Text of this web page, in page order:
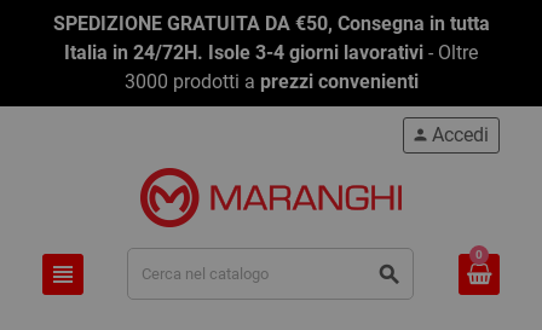
SPEDIZIONE GRATUITA DA €50, Consegna in tutta
Italia in 24/72H. Isole 3-4 giorni lavorativi - Oltre
3000 prodotti a prezzi convenienti
view_headline search
person Accedi
0